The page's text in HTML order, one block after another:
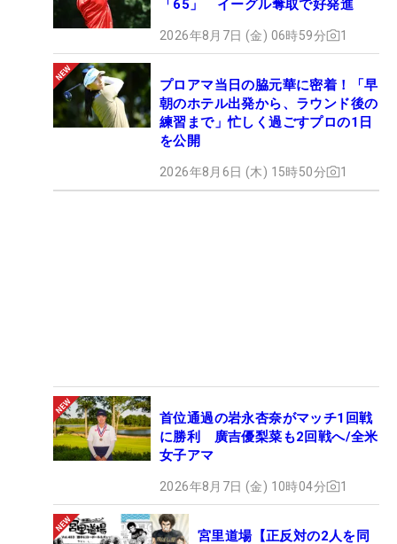
「65」 イーグル奪取で好発進
2026年8月7日 (金) 06時59分 1
プロアマ当日の脇元華に密着！「早
朝のホテル出発から、ラウンド後の
練習まで」忙しく過ごすプロの1日
を公開
2026年8月6日 (木) 15時50分 1
首位通過の岩永杏奈がマッチ1回戦
に勝利 廣吉優梨菜も2回戦へ/全米
女子アマ
2026年8月7日 (金) 10時04分 1
宮里道場【正反対の2人を同